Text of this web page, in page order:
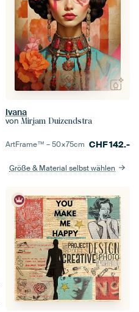
Ivana
von Mirjam Duizendstra
ArtFrame™ –50×75cm CHF142.-
Größe & Material selbst wählen